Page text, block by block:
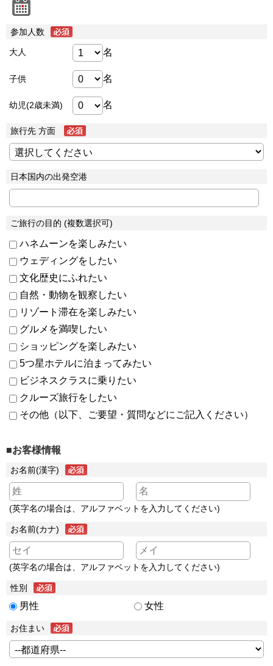
参加人数
大人 名
子供 名
幼児(2歳未満) 名
旅行先 方面
日本国内の出発空港
ご旅行の目的 (複数選択可)
ハネムーンを楽しみたい
ウェディングをしたい
文化歴史にふれたい
自然・動物を観察したい
リゾート滞在を楽しみたい
グルメを満喫したい
ショッピングを楽しみたい
5つ星ホテルに泊まってみたい
ビジネスクラスに乗りたい
クルーズ旅行をしたい
その他（以下、ご要望・質問などにご記入ください）
■お客様情報
お名前(漢字)
(英字名の場合は、アルファベットを入力してください)
お名前(カナ)
(英字名の場合は、アルファベットを入力してください)
性別
男性 女性
お住まい